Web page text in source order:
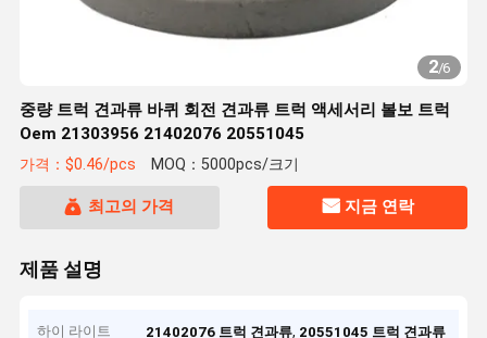
2/6
중량 트럭 견과류 바퀴 회전 견과류 트럭 액세서리 볼보 트럭
Oem 21303956 21402076 20551045
가격：$0.46/pcs MOQ：5000pcs/크기
최고의 가격 지금 연락
제품 설명
하이 라이트 21402076 트럭 견과류, 20551045 트럭 견과류